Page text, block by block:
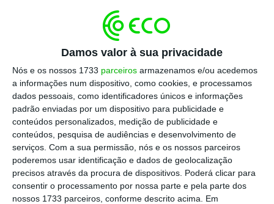
Damos valor à sua privacidade
Nós e os nossos 1733 parceiros armazenamos e/ou acedemos
a informações num dispositivo, como cookies, e processamos
dados pessoais, como identificadores únicos e informações
padrão enviadas por um dispositivo para publicidade e
conteúdos personalizados, medição de publicidade e
conteúdos, pesquisa de audiências e desenvolvimento de
serviços. Com a sua permissão, nós e os nossos parceiros
poderemos usar identificação e dados de geolocalização
precisos através da procura de dispositivos. Poderá clicar para
consentir o processamento por nossa parte e pela parte dos
nossos 1733 parceiros, conforme descrito acima. Em
necessidade de uma “política sólida de
aumento dos rendimentos e de diminuição da
carga fiscal, de forma a que, no prazo de 10
anos, o salário médio português alcance o
salário médio europeu”.
O candidato à liderança do PS defende que
“salários justos são um pressuposto
necessário para a dignificação do trabalho e
para a qualidade de vida dos trabalhadores,
contribuindo para uma melhor justiça social,
num quadro de desenvolvimento